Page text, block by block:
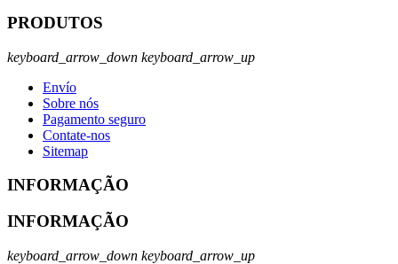
PRODUTOS
keyboard_arrow_down keyboard_arrow_up
Envío
Sobre nós
Pagamento seguro
Contate-nos
Sitemap
INFORMAÇÃO
INFORMAÇÃO
keyboard_arrow_down keyboard_arrow_up